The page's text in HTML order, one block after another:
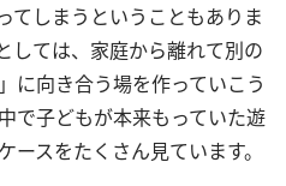
てしまうということもありま
しては、家庭から離れて別の
に向き合う場を作っていこう
で子どもが本来もっていた遊
スをたくさん見ています。